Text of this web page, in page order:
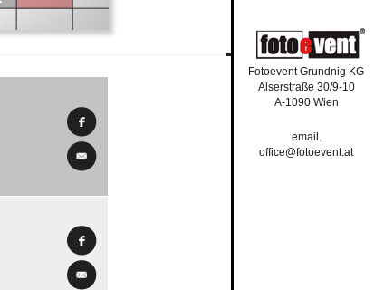
Fotoevent Grundnig KG
Alserstraße 30/9-10
A-1090 Wien
email.
office@fotoevent.at